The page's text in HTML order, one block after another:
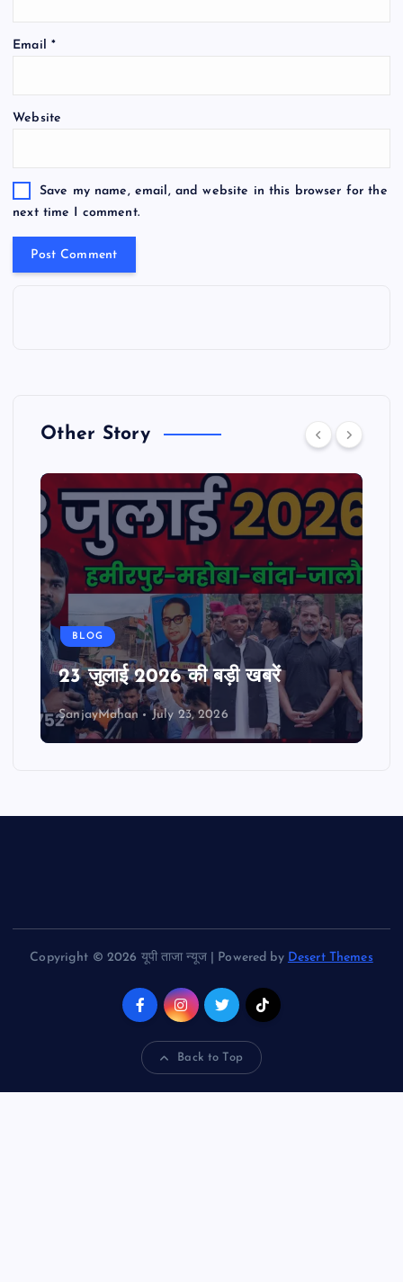
Email *
Website
Save my name, email, and website in this browser for the
next time I comment.
Other Story
BLOG
23 जुलाई 2026 की बड़ी खबरें
SanjayMahan July 23, 2026
Copyright © 2026 यूपी ताजा न्यूज | Powered by Desert Themes
Back to Top